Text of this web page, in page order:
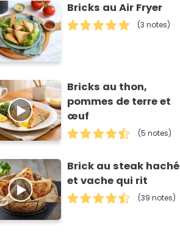
Bricks au Air Fryer
(3 notes)
Bricks au thon,
pommes de terre et
œuf
(5 notes)
Brick au steak haché
et vache qui rit
(39 notes)